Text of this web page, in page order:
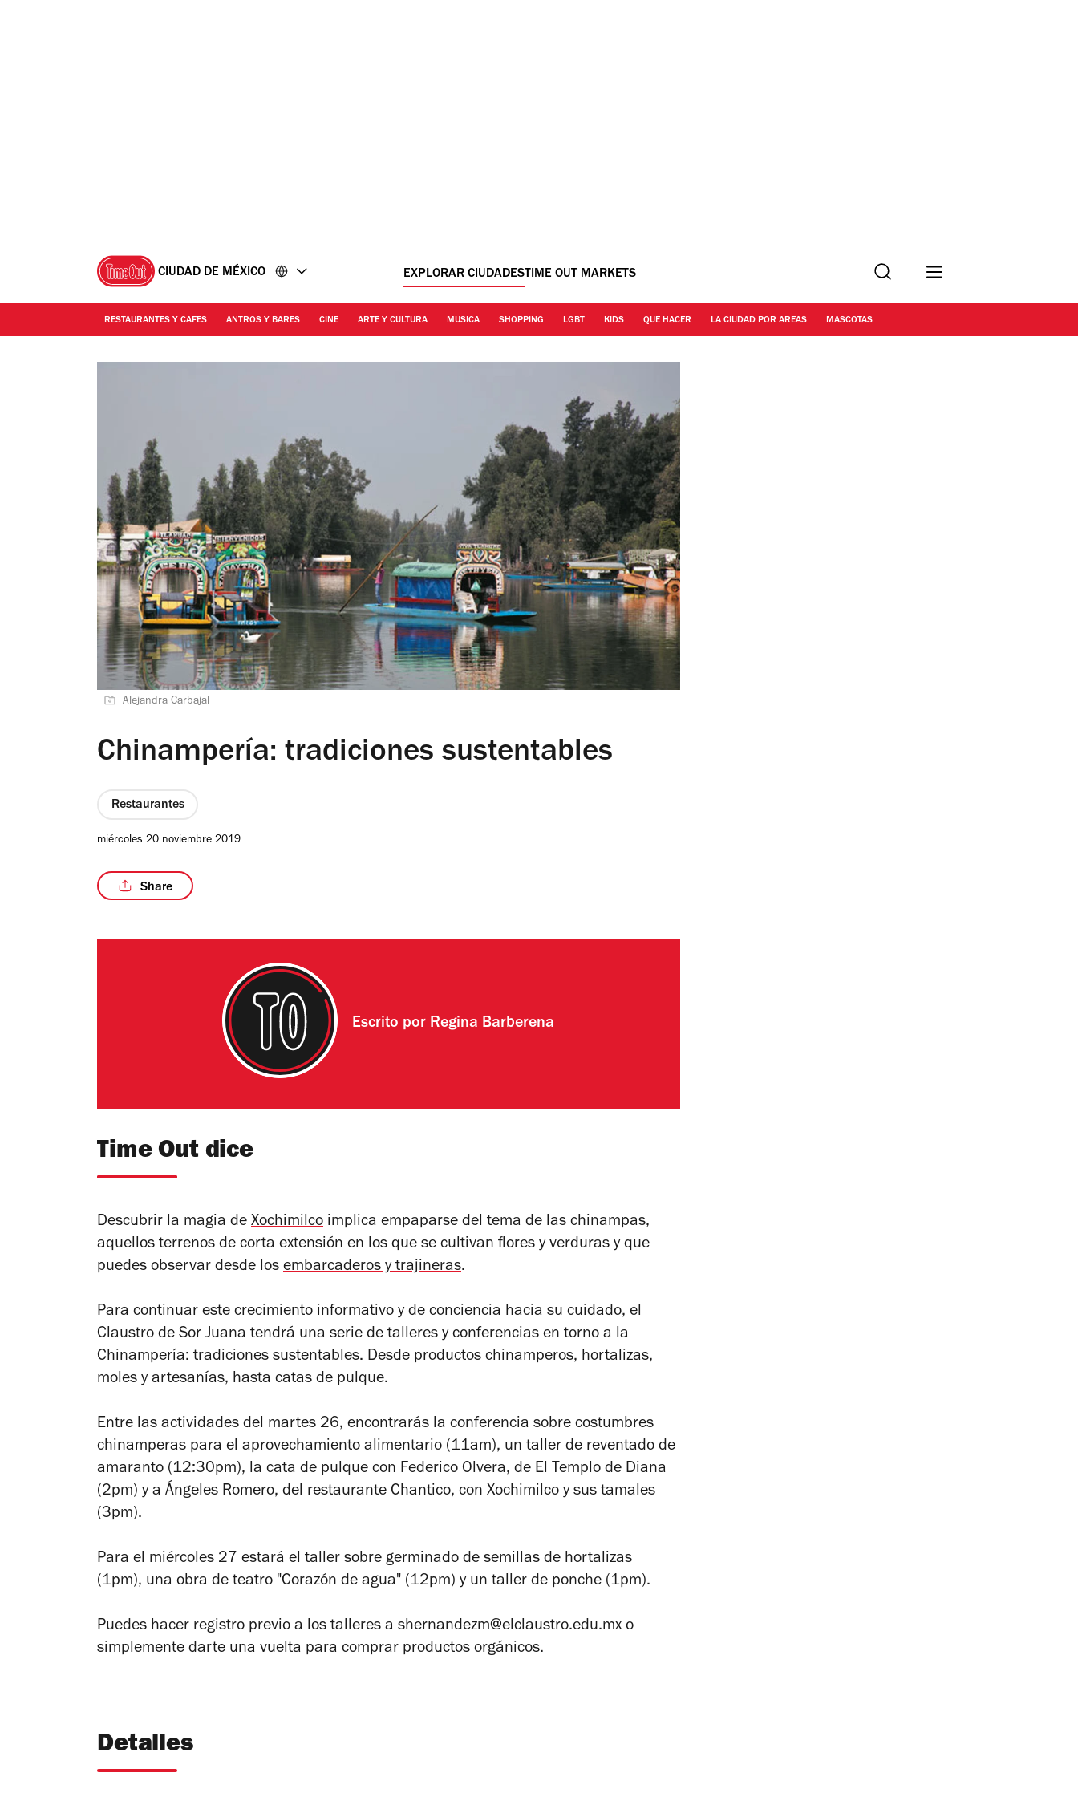
CIUDAD DE MÉXICO EXPLORAR CIUDADESTIME OUT MARKETS Buscar
RESTAURANTES Y CAFES ANTROS Y BARES CINE ARTE Y CULTURA MUSICA SHOPPING LGBT KIDS QUE HACER LA CIUDAD POR AREAS MASCOTAS
Alejandra Carbajal
Chinampería: tradiciones sustentables
Restaurantes
miércoles 20 noviembre 2019
Share
Escrito por Regina Barberena
Time Out dice
Descubrir la magia de Xochimilco implica empaparse del tema de las chinampas,
aquellos terrenos de corta extensión en los que se cultivan flores y verduras y que
puedes observar desde los embarcaderos y trajineras.
Para continuar este crecimiento informativo y de conciencia hacia su cuidado, el
Claustro de Sor Juana tendrá una serie de talleres y conferencias en torno a la
Chinampería: tradiciones sustentables. Desde productos chinamperos, hortalizas,
moles y artesanías, hasta catas de pulque.
Entre las actividades del martes 26, encontrarás la conferencia sobre costumbres
chinamperas para el aprovechamiento alimentario (11am), un taller de reventado de
amaranto (12:30pm), la cata de pulque con Federico Olvera, de El Templo de Diana
(2pm) y a Ángeles Romero, del restaurante Chantico, con Xochimilco y sus tamales
(3pm).
Para el miércoles 27 estará el taller sobre germinado de semillas de hortalizas
(1pm), una obra de teatro "Corazón de agua" (12pm) y un taller de ponche (1pm).
Puedes hacer registro previo a los talleres a shernandezm@elclaustro.edu.mx o
simplemente darte una vuelta para comprar productos orgánicos.
Detalles